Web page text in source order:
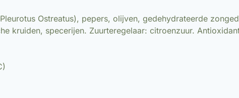
Ostreatus), pepers, olijven, gedehydrateerde
kruiden, specerijen. Zuurteregelaar: citroenzuur.